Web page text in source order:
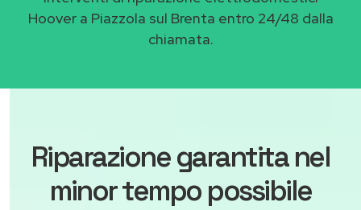
Hoover a Piazzola sul Brenta entro 24/48 dalla
chiamata.
Riparazione garantita nel
minor tempo possibile